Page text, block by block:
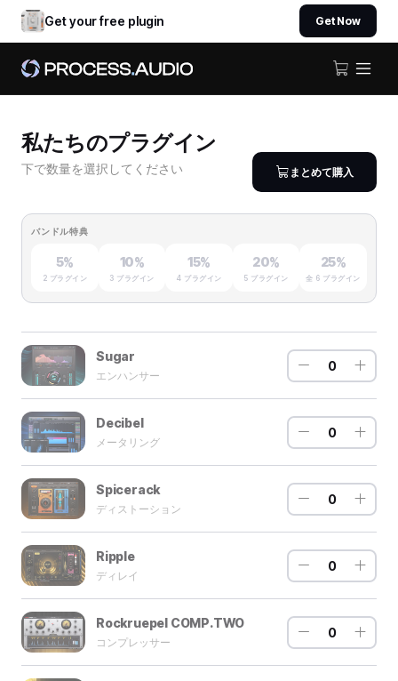
Get your free plugin Get Now
私たちのプラグイン
下で数量を選択してください まとめて購入
バンドル特典
5%
2 プラグイン
10%
3 プラグイン
15%
4 プラグイン
20%
5 プラグイン
25%
全 6 プラグイン
Sugar
エンハンサー
0
Decibel
メータリング
0
Spicerack
ディストーション
0
Ripple
ディレイ
0
Rockruepel COMP.TWO
コンプレッサー
0